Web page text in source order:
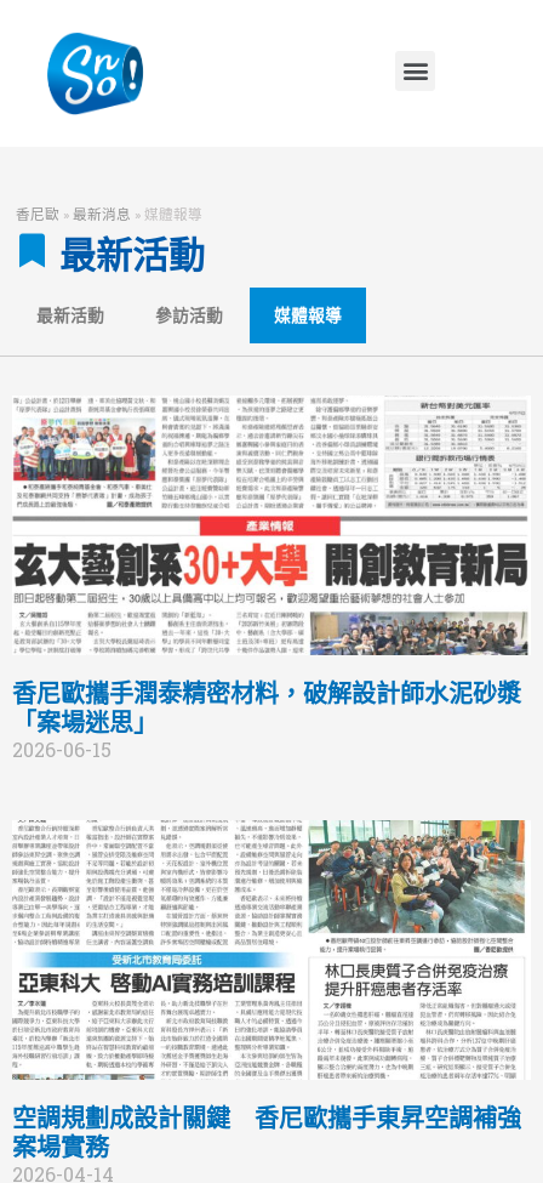
香尼歐 » 最新消息 »媒體報導
最新活動
最新活動 參訪活動 媒體報導
香尼歐攜手潤泰精密材料，破解設計師水泥砂漿
「案場迷思」
2026-06-15
空調規劃成設計關鍵 香尼歐攜手東昇空調補強
案場實務
2026-04-14